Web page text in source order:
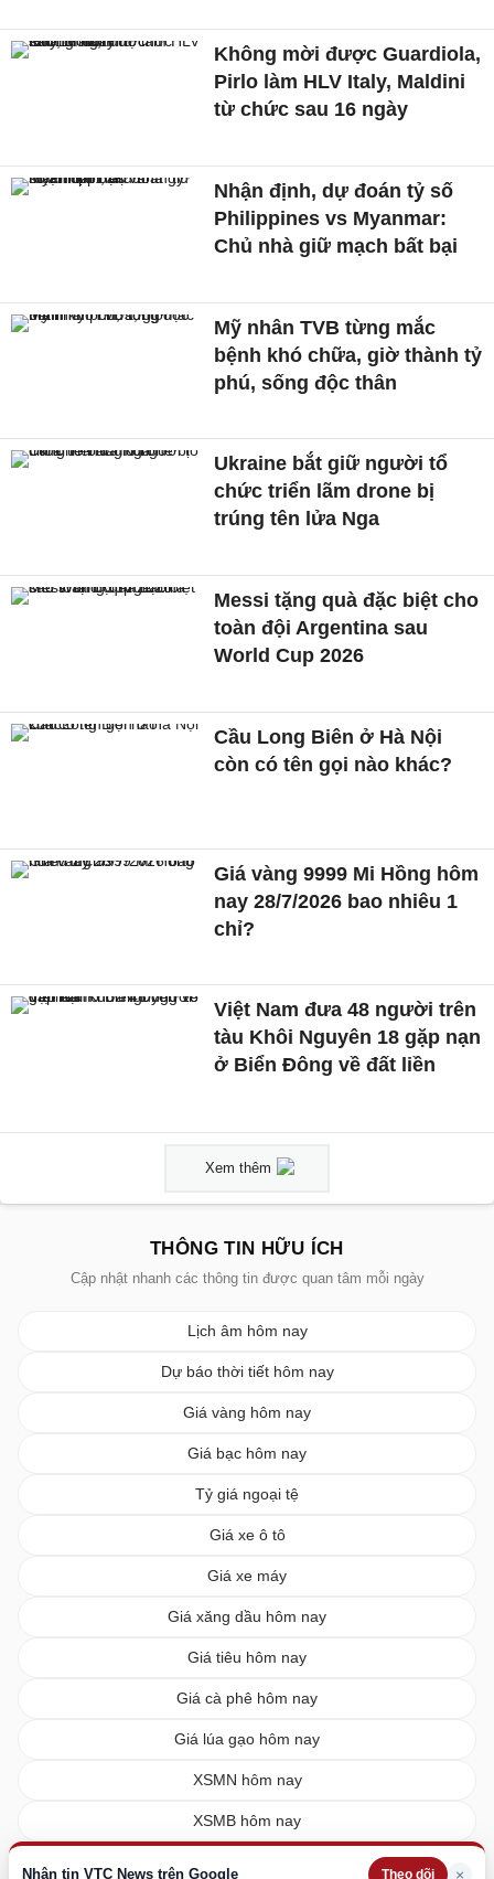
Nhận tin VTC News trên Google Theo dõi ×
Không mời được Guardiola,
Pirlo làm HLV Italy, Maldini
từ chức sau 16 ngày
Nhận định, dự đoán tỷ số
Philippines vs Myanmar:
Chủ nhà giữ mạch bất bại
Mỹ nhân TVB từng mắc
bệnh khó chữa, giờ thành tỷ
phú, sống độc thân
Ukraine bắt giữ người tổ
chức triển lãm drone bị
trúng tên lửa Nga
Messi tặng quà đặc biệt cho
toàn đội Argentina sau
World Cup 2026
Cầu Long Biên ở Hà Nội
còn có tên gọi nào khác?
Giá vàng 9999 Mi Hồng hôm
nay 28/7/2026 bao nhiêu 1
chỉ?
Việt Nam đưa 48 người trên
tàu Khôi Nguyên 18 gặp nạn
ở Biển Đông về đất liền
Xem thêm
THÔNG TIN HỮU ÍCH
Cập nhật nhanh các thông tin được quan tâm mỗi ngày
Lịch âm hôm nay
Dự báo thời tiết hôm nay
Giá vàng hôm nay
Giá bạc hôm nay
Tỷ giá ngoại tệ
Giá xe ô tô
Giá xe máy
Giá xăng dầu hôm nay
Giá tiêu hôm nay
Giá cà phê hôm nay
Giá lúa gạo hôm nay
XSMN hôm nay
XSMB hôm nay